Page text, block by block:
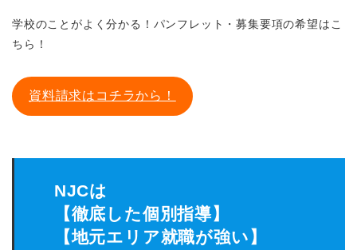
学校のことがよく分かる！パンフレット・募集要項の希望はこ
ちら！
資料請求はコチラから！
NJCは
【徹底した個別指導】
【地元エリア就職が強い】